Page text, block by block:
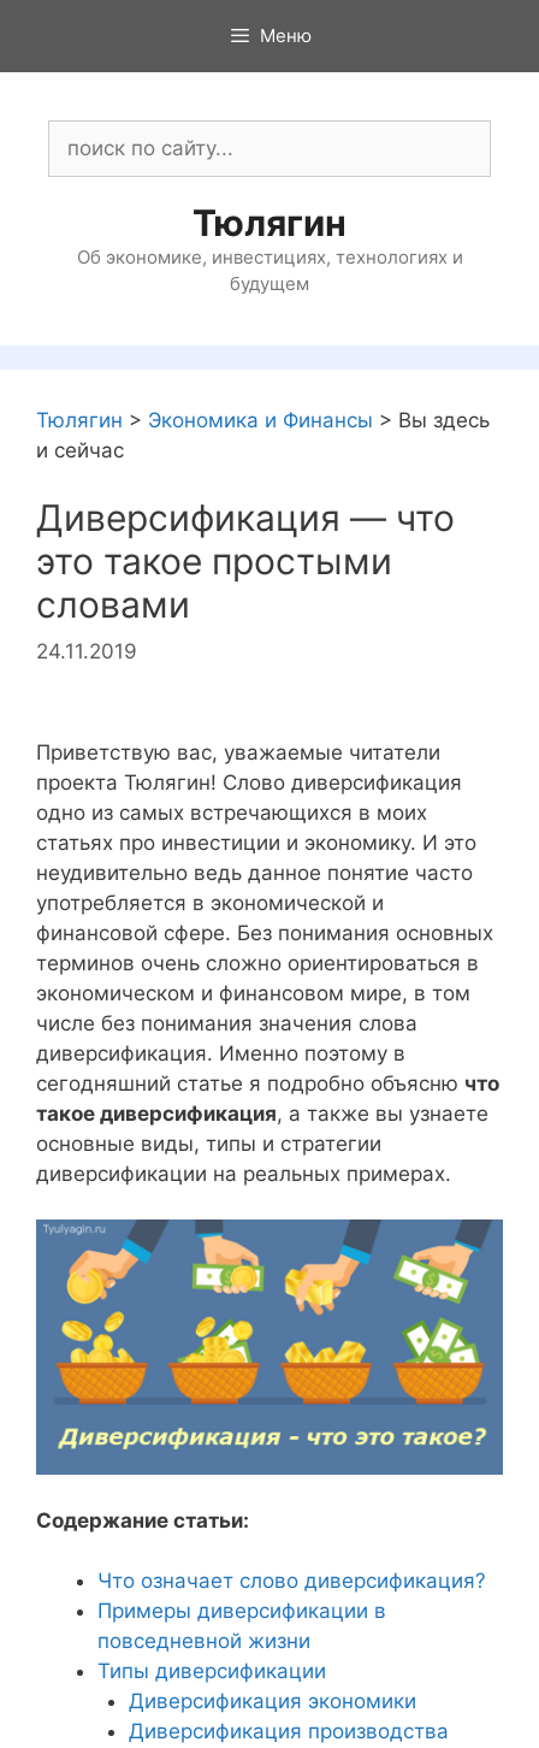
содержимому
Меню
Тюлягин
Об экономике, инвестициях, технологиях и
будущем
Тюлягин > Экономика и Финансы > Вы здесь
и сейчас
Диверсификация — что
это такое простыми
словами
24.11.2019
Приветствую вас, уважаемые читатели
проекта Тюлягин! Слово диверсификация
одно из самых встречающихся в моих
статьях про инвестиции и экономику. И это
неудивительно ведь данное понятие часто
употребляется в экономической и
финансовой сфере. Без понимания основных
терминов очень сложно ориентироваться в
экономическом и финансовом мире, в том
числе без понимания значения слова
диверсификация. Именно поэтому в
сегодняшний статье я подробно объясню что
такое диверсификация, а также вы узнаете
основные виды, типы и стратегии
диверсификации на реальных примерах.
Содержание статьи:
Что означает слово диверсификация?
Примеры диверсификации в
повседневной жизни
Типы диверсификации
Диверсификация экономики
Диверсификация производства